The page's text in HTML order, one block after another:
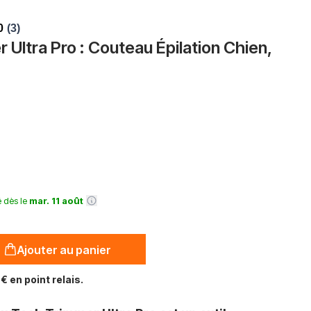
Ultra Pro : Couteau Épilation Chien,
dès le mar. 11 août
Ajouter au panier
€ en point relais.